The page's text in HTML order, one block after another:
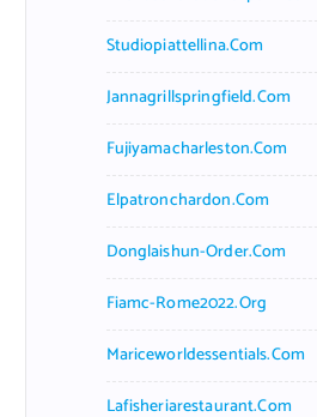
Studiopiattellina.com
Jannagrillspringfield.com
Fujiyamacharleston.com
Elpatronchardon.com
Donglaishun-Order.com
Fiamc-Rome2022.org
Mariceworldessentials.com
Lafisheriarestaurant.com